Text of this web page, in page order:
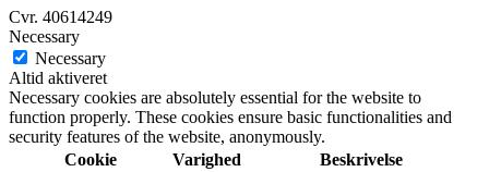
Cvr. 40614249
Necessary
Necessary
Altid aktiveret
Necessary cookies are absolutely essential for the website to
function properly. These cookies ensure basic functionalities and
security features of the website, anonymously.
Cookie
Varighed Beskrivelse